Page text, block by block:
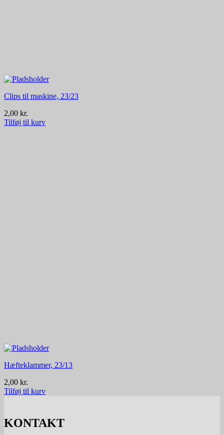
Clips til maskine, 23/23
2,00 kr.
Tilføj til kurv
Hæfteklammer, 23/13
2,00 kr.
Tilføj til kurv
KONTAKT